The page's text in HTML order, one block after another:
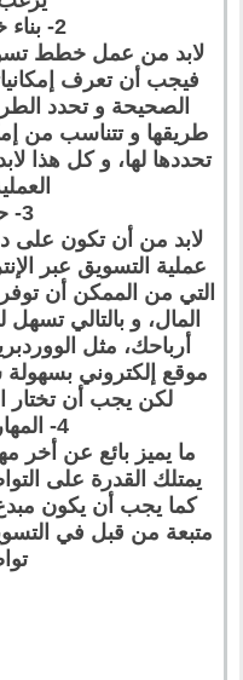
2- بناء خطط تسويقية
لابد من عمل خطط
فيجب أن تعرف
الصحيحة و تحدد
طريقها و تتناسب من
تحددها لها، و كل هذا
3- حدد أدواتك
لابد من أن تكون على
عملية التسويق عبر
التي من الممكن أن
المال، و بالتالي
أرباحك، مثل
موقع إلكتروني بسهولة
لكن يجب أن تختار
4- المهارات التسويقية
ما يميز بائع عن أخر
يمتلك القدرة على
كما يجب أن يكون
متبعة من قبل في